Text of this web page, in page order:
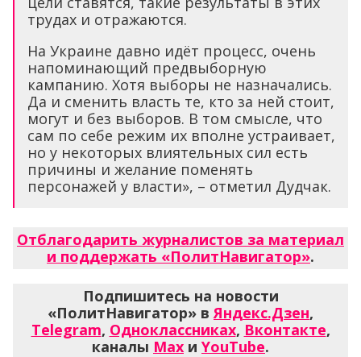
трудах и отражаются.
На Украине давно идёт процесс, очень
напоминающий предвыборную
кампанию. Хотя выборы не назначались.
Да и сменить власть те, кто за ней стоит,
могут и без выборов. В том смысле, что
сам по себе режим их вполне устраивает,
но у некоторых влиятельных сил есть
причины и желание поменять
персонажей у власти», – отметил Дудчак.
Отблагодарить журналистов за материал
и поддержать «ПолитНавигатор».
Подпишитесь на новости
«ПолитНавигатор» в Яндекс.Дзен,
Telegram, Одноклассниках, Вконтакте,
каналы Max и YouTube.